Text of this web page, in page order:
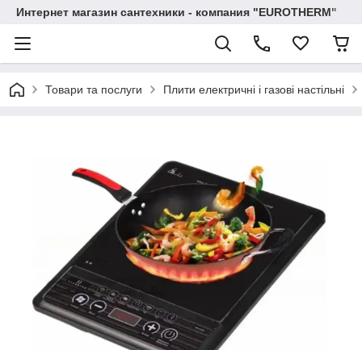
Интернет магазин сантехники - компания "EUROTHERM"
Товари та послуги Плити електричні і газові настільні